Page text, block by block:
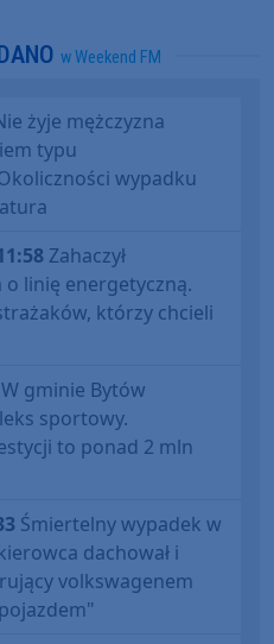
w Weekend FM
żyje mężczyzna
typu
wypadku
Zahaczył
linię energetyczną.
którzy chcieli
W gminie Bytów
sportowy.
to ponad 2 mln
Śmiertelny wypadek w
dachował i
volkswagenem